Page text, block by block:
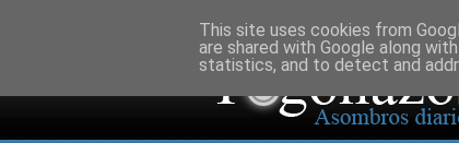
This site uses cookies from
are shared with Google along
statistics, and to detect and